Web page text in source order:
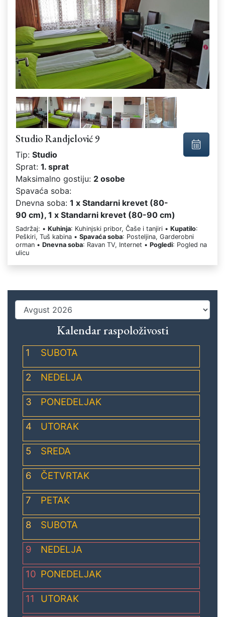
Studio Randjelović 9
Tip: Studio
Sprat: 1. sprat
Maksimalno gostiju: 2 osobe
Spavaća soba:
Dnevna soba: 1 x Standarni krevet (80-
90 cm), 1 x Standarni krevet (80-90 cm)
Sadržaj: • Kuhinja: Kuhinjski pribor, Čaše i tanjiri • Kupatilo:
Peškiri, Tuš kabina • Spavaća soba: Posteljina, Garderobni
orman • Dnevna soba: Ravan TV, Internet • Pogledi: Pogled na
ulicu
Kalendar raspoloživosti
1 SUBOTA
2 NEDELJA
3 PONEDELJAK
4 UTORAK
5 SREDA
6 ČETVRTAK
7 PETAK
8 SUBOTA
9 NEDELJA
10 PONEDELJAK
11 UTORAK